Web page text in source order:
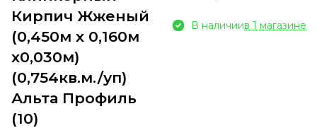
Кирпич Жженый
(0,450м х 0,160м
х0,030м)
(0,754кв.м./уп)
Альта Профиль
(10)
В наличиив 1 магазине